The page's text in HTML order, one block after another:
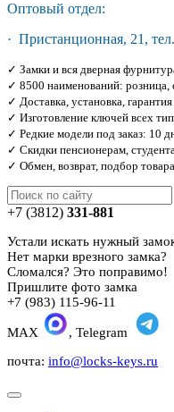
Оптовый отдел:
· Пристанционная, 21,
✓ Замки и вся дверная
✓ 8500 наименований: розница,
✓ Доставка, установка, гарантия
✓ Изготовление ключей всех
✓ Редкие модели под заказ: 10
✓ Скидки пенсионерам,
✓ Обмен, возврат, подбор товара
+7 (3812) 331-881
Устали искать нужный
Нет марки врезного замка?
Сломался? Это поправимо!
Пришлите фото замка
+7 (983) 115-96-11
MAX
, Telegram
почта: info@locks-keys.ru